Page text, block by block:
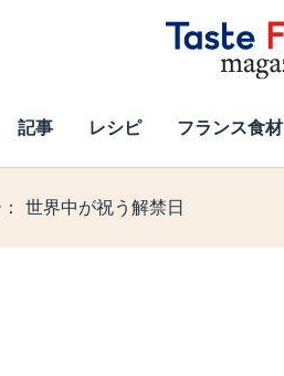
記事 レシピ フランス食材
世界中が祝う解禁日